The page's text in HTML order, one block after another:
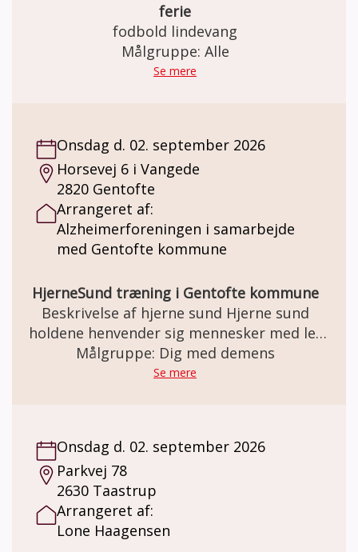
ferie
fodbold lindevang
Målgruppe: Alle
Se mere
Onsdag d. 02. september 2026
Horsevej 6 i Vangede
2820 Gentofte
Arrangeret af:
Alzheimerforeningen i samarbejde
med Gentofte kommune
HjerneSund træning i Gentofte kommune
Beskrivelse af hjerne sund Hjerne sund
holdene henvender sig mennesker med let
til moderat demens og fortrinsvis til dem
over 60år. I Gentofte har vi nu holdt
næste hold, så længe man trives ved at
deltage. Vi har op til 12 kursister på holdet
og vi mødes hver uge i 2½ time. Den første
time har vi velkomst, fælles sang og fysiske
øvelser, da det er vigtigt at få god
Målgruppe: Dig med demens
Se mere
Onsdag d. 02. september 2026
Parkvej 78
2630 Taastrup
Arrangeret af:
Lone Haagensen